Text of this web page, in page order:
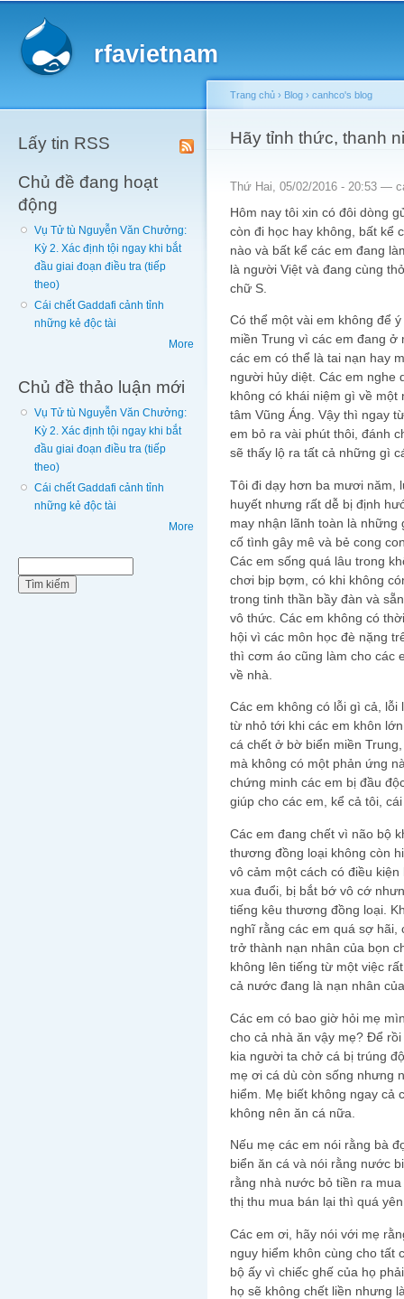
rfavietnam
Lấy tin RSS
Chủ đề đang hoạt
động
Vụ Tử tù Nguyễn Văn Chưởng:
Kỳ 2. Xác định tội ngay khi bắt
đầu giai đoạn điều tra (tiếp
theo)
Cái chết Gaddafi cảnh tỉnh
những kẻ độc tài
More
Chủ đề thảo luận mới
Vụ Tử tù Nguyễn Văn Chưởng:
Kỳ 2. Xác định tội ngay khi bắt
đầu giai đoạn điều tra (tiếp
theo)
Cái chết Gaddafi cảnh tỉnh
những kẻ độc tài
More
You are here
Trang chủ › Blog › canhco's blog
Hãy tỉnh thức, thanh
Thứ Hai, 05/02/2016 - 20:53 —
Hôm nay tôi xin có đôi dòng
còn đi học hay không, bất kể
nào và bất kể các em đang
là người Việt và đang cùng
chữ S.
Có thể một vài em không để
miền Trung vì các em đang ở
các em có thể là tai nạn hay
người hủy diệt. Các em nghe
không có khái niệm gì về
tâm Vũng Áng. Vậy thì ngay
em bỏ ra vài phút thôi, đánh
sẽ thấy lộ ra tất cả những gì
Tôi đi dạy hơn ba mươi năm,
huyết nhưng rất dễ bị định
may nhận lãnh toàn là
cố tình gây mê và bẻ cong
Các em sống quá lâu trong
chơi bịp bợm, có khi không
trong tinh thần bầy đàn và
vô thức. Các em không có
hội vì các môn học đè nặng
thì cơm áo cũng làm cho các
về nhà.
Các em không có lỗi gì cả,
từ nhỏ tới khi các em khôn
cá chết ở bờ biển miền
mà không có một phản ứng
chứng minh các em bị đầu
giúp cho các em, kể cả tôi,
Các em đang chết vì não bộ
thương đồng loại không còn
vô cảm một cách có điều
xua đuổi, bị bắt bớ vô cớ
tiếng kêu thương đồng loại.
nghĩ rằng các em quá sợ
trở thành nạn nhân của bọn
không lên tiếng từ một việc
cả nước đang là nạn nhân
Các em có bao giờ hỏi mẹ
cho cả nhà ăn vậy mẹ? Để
kia người ta chở cá bị trúng
mẹ ơi cá dù còn sống nhưng
hiểm. Mẹ biết không ngay cả
không nên ăn cá nữa.
Nếu mẹ các em nói rằng bà
biển ăn cá và nói rằng nước
rằng nhà nước bỏ tiền ra
thị thu mua bán lại thì quá
Các em ơi, hãy nói với mẹ
nguy hiểm khôn cùng cho tất
bộ ấy vì chiếc ghế của họ
họ sẽ không chết liền nhưng